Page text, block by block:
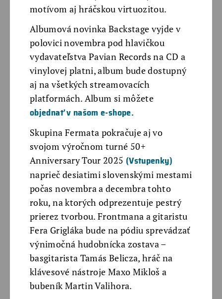
motívom aj hráčskou virtuozitou.
Albumová novinka Backstage vyjde v
polovici novembra pod hlavičkou
vydavateľstva Pavian Records na CD a
vinylovej platni, album bude dostupný
aj na všetkých streamovacích
platformách. Album si môžete
objednať v našom e-shope.
Skupina Fermata pokračuje aj vo
svojom výročnom turné 50+
Anniversary Tour 2025 (Vstupenky)
naprieč desiatimi slovenskými mestami
počas novembra a decembra tohto
roku, na ktorých odprezentuje pestrý
prierez tvorbou. Frontmana a gitaristu
Fera Grigláka bude na pódiu sprevádzať
výnimočná hudobnícka zostava –
basgitarista Tamás Belicza, hráč na
klávesové nástroje Maxo Mikloš a
bubeník Martin Valihora.